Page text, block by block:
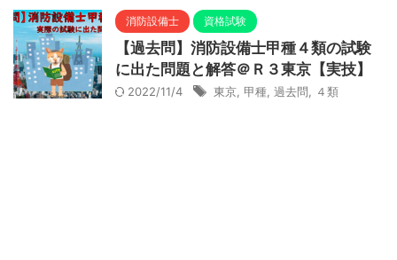
消防設備士 資格試験
【過去問】消防設備士甲種４類の試験
に出た問題と解答＠Ｒ３東京【実技】
2022/11/4 東京 甲種 過去問 ４類